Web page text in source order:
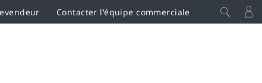
Contacter l'équipe commerciale